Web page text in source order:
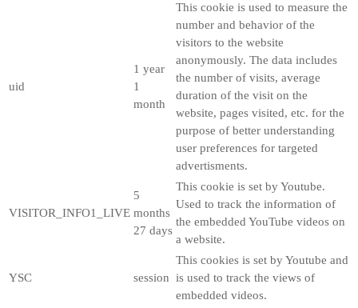
uid
1 year
1
month
This cookie is used to measure the
number and behavior of the
visitors to the website
anonymously. The data includes
the number of visits, average
duration of the visit on the
website, pages visited, etc. for the
purpose of better understanding
user preferences for targeted
advertisments.
VISITOR_INFO1_LIVE
5
months
27 days
This cookie is set by Youtube.
Used to track the information of
the embedded YouTube videos on
a website.
YSC session
This cookies is set by Youtube and
is used to track the views of
embedded videos.